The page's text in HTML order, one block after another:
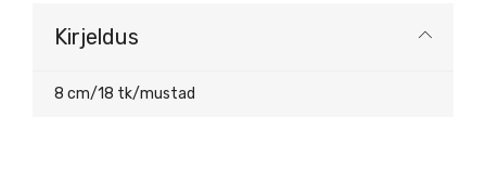
Kirjeldus
8 cm/18 tk/mustad